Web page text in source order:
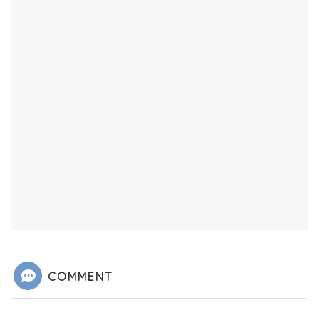
COMMENT